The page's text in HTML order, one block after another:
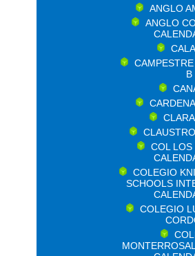
ANGLO
ANGLO
B
COL LOS
COLEGIO
SCHOOLS
COLEGIO